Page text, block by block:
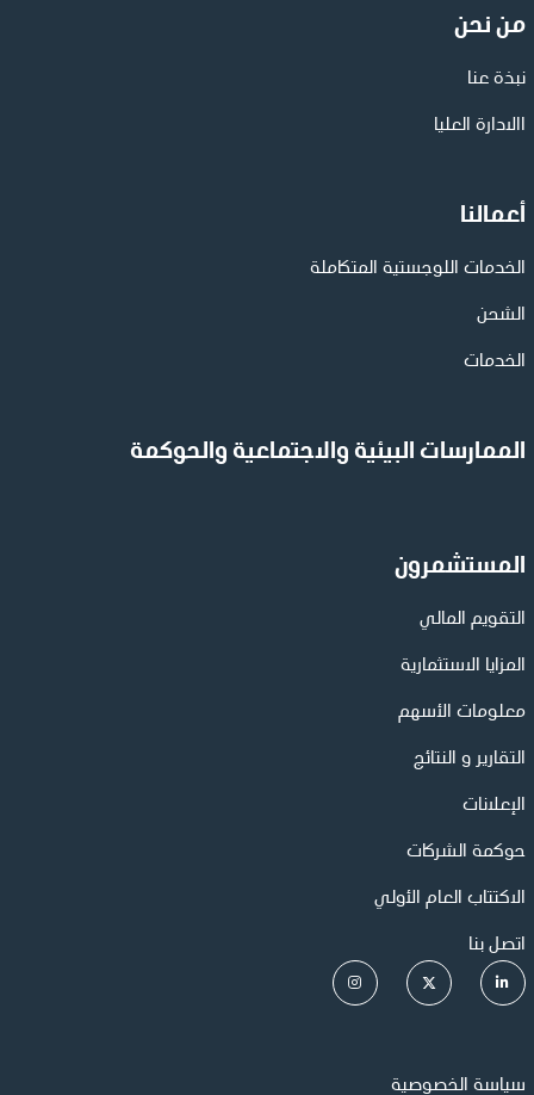
من نحن
نبذة عنا
االادارة العليا
أعمالنا
الخدمات اللوجستية المتكاملة
الشحن
الخدمات
الممارسات البيئية والاجتماعية والحوكمة
المستشمرون
التقويم المالي
المزايا الاستثمارية
معلومات الأسهم
التقارير و النتائج
الإعلانات
حوكمة الشركات
الاكتتاب العام الأولي
اتصل بنا
سياسة الخصوصية